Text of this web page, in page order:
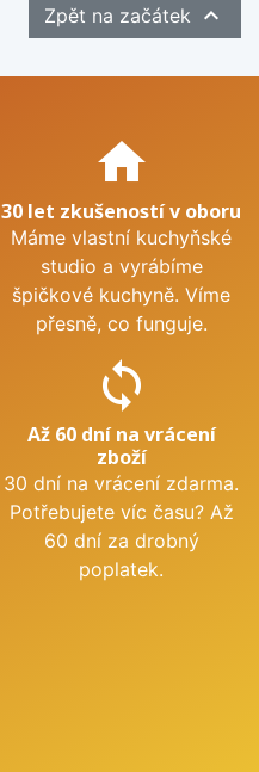
Zpět na začátek 
home
30 let zkušeností v oboru
Máme vlastní kuchyňské
studio a vyrábíme
špičkové kuchyně. Víme
přesně, co funguje.
sync
Až 60 dní na vrácení
zboží
30 dní na vrácení zdarma.
Potřebujete víc času? Až
60 dní za drobný
poplatek.